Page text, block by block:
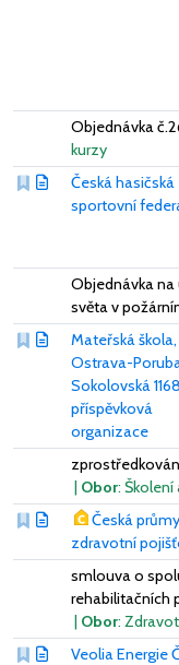
Objednávka
kurzy
Česká hasičská
sportovní
Objednávka
světa v
Mateřská škola,
Ostrava-
Sokolovská
příspěvková
organizace
| Obor: Školení
Česká
zdravotní
smlouva o
rehabilitačních
| Obor:
Veolia Energie